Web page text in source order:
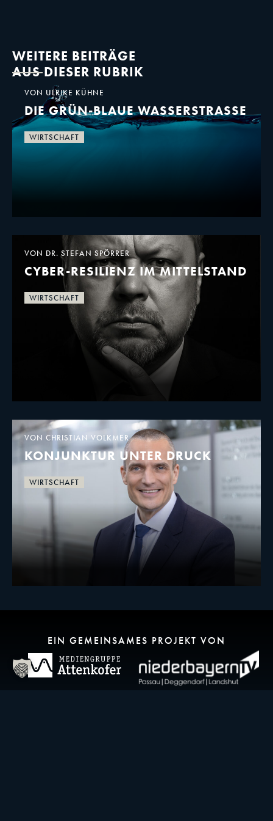
WEITERE BEITRÄGE
AUS DIESER RUBRIK
VON ULRIKE KÜHNE
DIE GRÜN-BLAUE WASSERSTRASSE
WIRTSCHAFT
VON DR. STEFAN SPÖRRER
CYBER-RESILIENZ IM MITTELSTAND
WIRTSCHAFT
VON CHRISTIAN VOLKMER
KONJUNKTUR UNTER DRUCK
WIRTSCHAFT
EIN GEMEINSAMES PROJEKT VON